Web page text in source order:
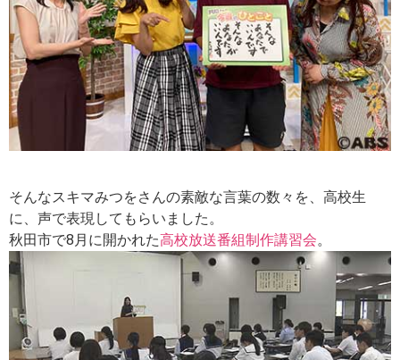
そんなスキマみつをさんの素敵な言葉の数々を、高校生
に、声で表現してもらいました。
秋田市で8月に開かれた高校放送番組制作講習会。